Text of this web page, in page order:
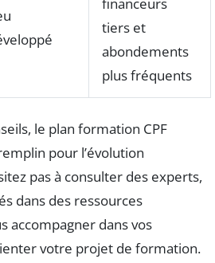
financeurs
tiers et
abondements
plus fréquents
le plan formation CPF
pour l’évolution
pas à consulter des experts,
dans des ressources
accompagner dans vos
votre projet de formation.